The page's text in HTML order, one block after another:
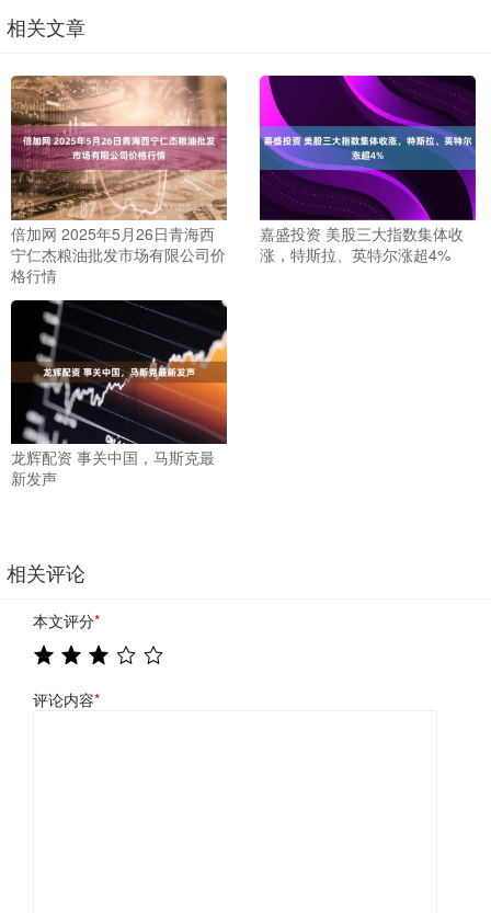
相关文章
倍加网 2025年5月26日青海西
宁仁杰粮油批发市场有限公司价
格行情
嘉盛投资 美股三大指数集体收
涨，特斯拉、英特尔涨超4%
龙辉配资 事关中国，马斯克最
新发声
相关评论
本文评分*
评论内容*